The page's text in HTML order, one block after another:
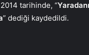
tarihinde, “
” dediği kaydedildi.